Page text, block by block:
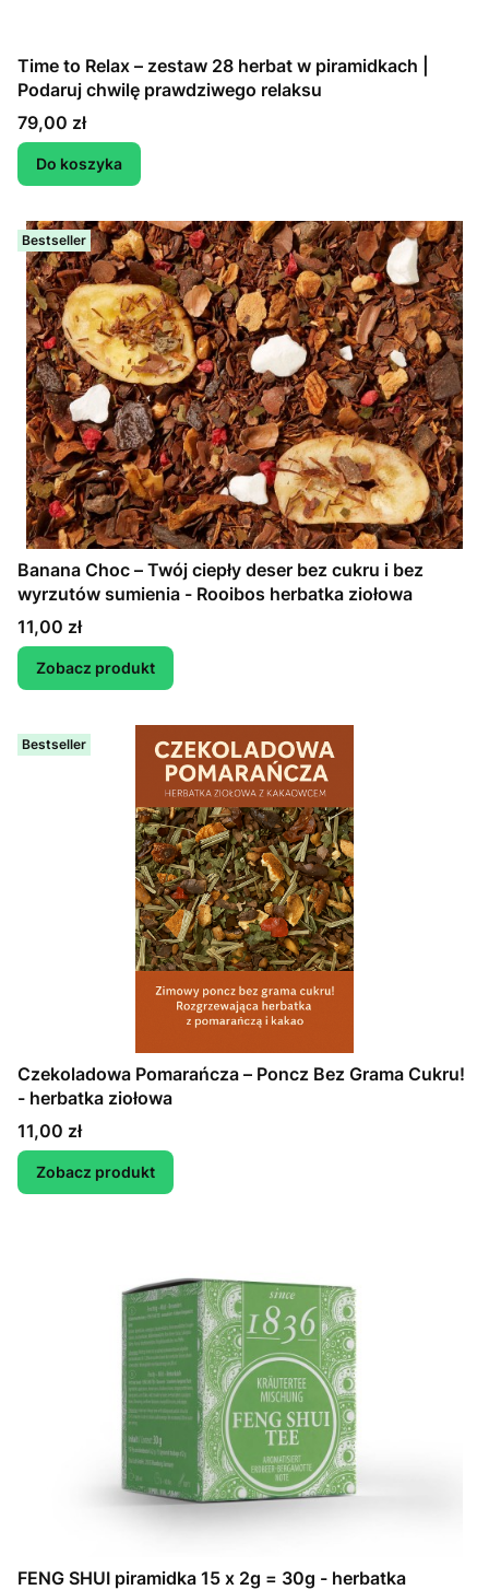
Time to Relax – zestaw 28 herbat w piramidkach |
Podaruj chwilę prawdziwego relaksu
Cena
79,00 zł
Do koszyka
Bestseller
Banana Choc – Twój ciepły deser bez cukru i bez
wyrzutów sumienia - Rooibos herbatka ziołowa
Cena
11,00 zł
Zobacz produkt
Bestseller
Czekoladowa Pomarańcza – Poncz Bez Grama Cukru!
- herbatka ziołowa
Cena
11,00 zł
Zobacz produkt
FENG SHUI piramidka 15 x 2g = 30g - herbatka